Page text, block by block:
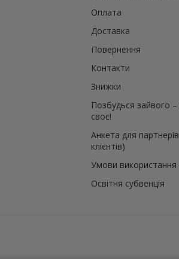
Оплата
Доставка
Повернення
Контакти
Знижки
Позбудься зайвого
своє!
Анкета для
клієнтів)
Умови використання
Освітня субвенція